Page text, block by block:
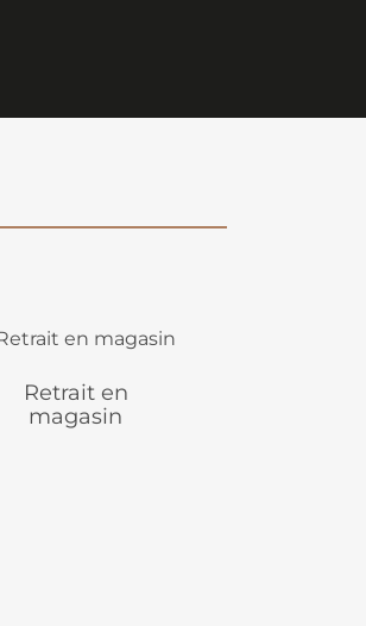
Retrait en
magasin